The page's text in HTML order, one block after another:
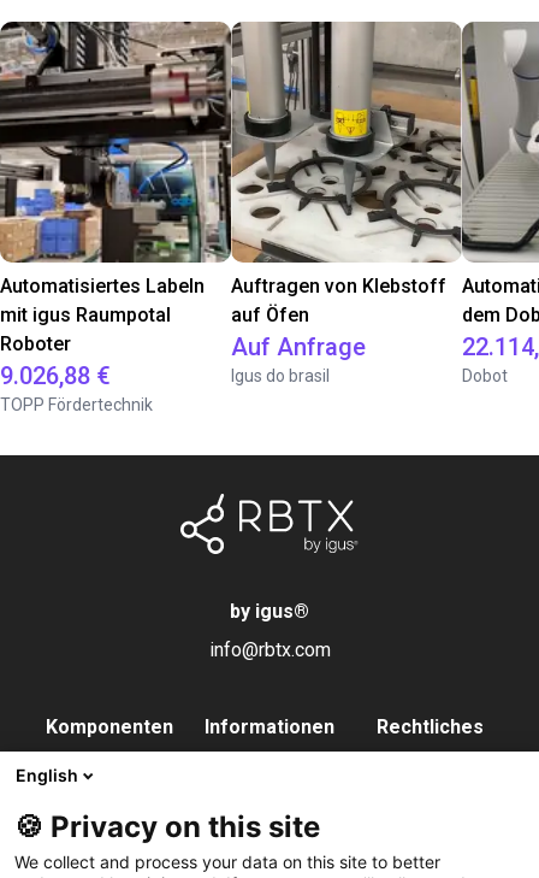
Automatisiertes Labeln
mit igus Raumpotal
Roboter
9.026,88 €
TOPP Fördertechnik
Auftragen von Klebstoff
auf Öfen
Auf Anfrage
Igus do brasil
dem
Dobot
by igus®
info@rbtx.com
Komponenten
Steuerung
Informationen
Partner
Rechtliches
English
🍪 Privacy on this site
We collect and process your data on this site to better